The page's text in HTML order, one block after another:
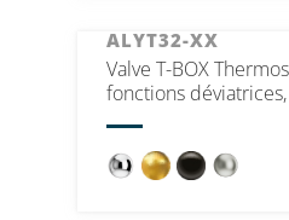
ALYT32-XX
Valve T-BOX
fonctions déviatrices,